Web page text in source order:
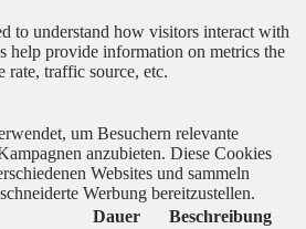
to understand how visitors interact with
help provide information on metrics the
rate, traffic source, etc.
um Besuchern relevante
anzubieten. Diese Cookies
Websites und sammeln
Werbung bereitzustellen.
Dauer Beschreibung